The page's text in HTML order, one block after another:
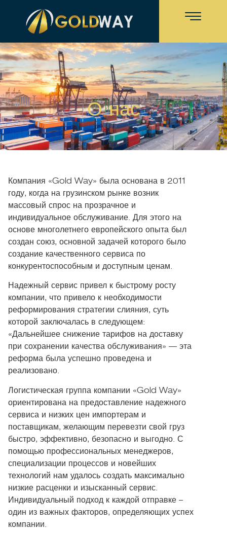
О нас
О нас
Компания «Gold Way» была основана в 2011
году, когда на грузинском рынке возник
массовый спрос на прозрачное и
индивидуальное обслуживание. Для этого на
основе многолетнего европейского опыта был
создан союз, основной задачей которого было
создание качественного сервиса по
конкурентоспособным и доступным ценам.
Надежный сервис привел к быстрому росту
компании, что привело к необходимости
реформирования стратегии слияния, суть
которой заключалась в следующем:
«Дальнейшее снижение тарифов на доставку
при сохранении качества обслуживания» — эта
реформа была успешно проведена и
реализовано.
Логистическая группа компании «Gold Way»
ориентирована на предоставление надежного
сервиса и низких цен импортерам и
поставщикам, желающим перевезти свой груз
быстро, эффективно, безопасно и выгодно. С
помощью профессиональных менеджеров,
специализации процессов и новейших
технологий нам удалось создать максимально
низкие расценки и изысканный сервис.
Индивидуальный подход к каждой отправке –
один из важных факторов, определяющих успех
компании.